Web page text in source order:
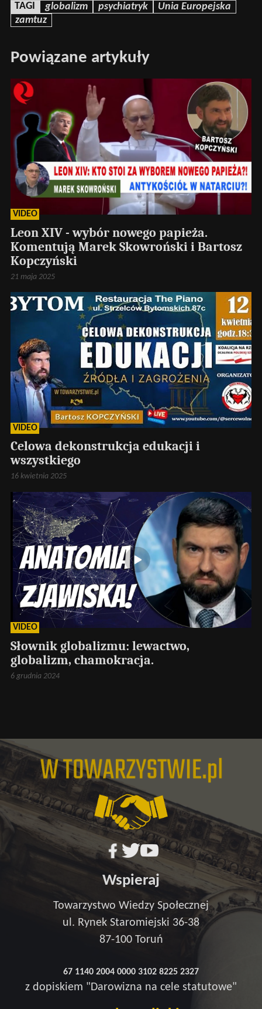
TAGI globalizm psychiatryk
Unia Europejska
zamtuz
Powiązane artykuły
VIDEO
Leon XIV - wybór nowego papieża.
Komentują Marek Skowroński i Bartosz
Kopczyński
21 maja 2025
VIDEO
Celowa dekonstrukcja edukacji i
wszystkiego
16 kwietnia 2025
VIDEO
Słownik globalizmu: lewactwo,
globalizm, chamokracja.
6 grudnia 2024
Wspieraj
Towarzystwo Wiedzy Społecznej
ul. Rynek Staromiejski 36-38
87-100 Toruń
67 1140 2004 0000 3102 8225 2327
z dopiskiem "Darowizna na cele statutowe"